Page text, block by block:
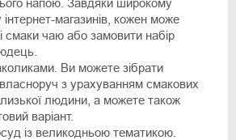
напою. Завдяки широкому
магазинів, кожен може
смаки чаю або замовити набір
Ви можете зібрати
з урахуванням смакових
людини, а можете також
варіант.
із великодньою тематикою.